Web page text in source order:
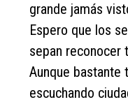
grande jamás
Espero que los
sepan reconocer
Aunque bastante
escuchando